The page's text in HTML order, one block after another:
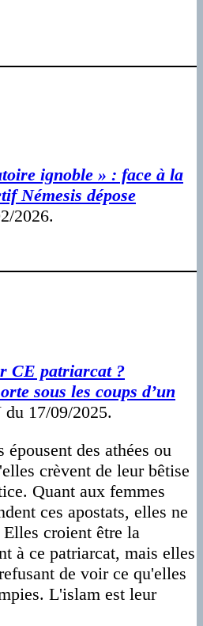
ignoble » : face à la
Némesis dépose
2026.
CE patriarcat ?
sous les coups d’un
17/09/2025.
des athées ou
crèvent de leur bêtise
Quant aux femmes
ces apostats, elles ne
croient être la
à ce patriarcat, mais elles
de voir ce qu'elles
L'islam est leur